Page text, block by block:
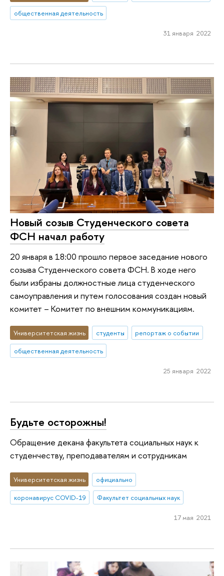
общественная деятельность
31 января 2022
Новый созыв Студенческого совета
ФСН начал работу
20 января в 18:00 прошло первое заседание нового
созыва Студенческого совета ФСН. В ходе него
были избраны должностные лица студенческого
самоуправления и путем голосования создан новый
комитет – Комитет по внешним коммуникациям.
Университетская жизнь студенты
репортаж о событии
общественная деятельность
25 января 2022
Будьте осторожны!
Обращение декана факультета социальных наук к
студенчеству, преподавателям и сотрудникам
Университетская жизнь
официально
коронавирус COVID-19
Факультет социальных наук
17 мая 2021